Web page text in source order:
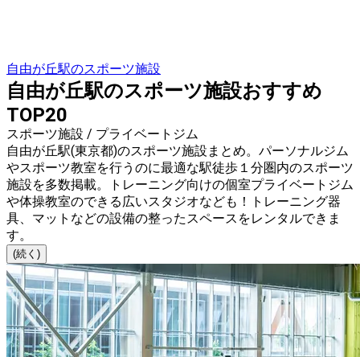
自由が丘駅のスポーツ施設
自由が丘駅のスポーツ施設おすすめ
TOP20
スポーツ施設 / プライベートジム
自由が丘駅(東京都)のスポーツ施設まとめ。パーソナルジム
やスポーツ教室を行うのに最適な駅徒歩１分圏内のスポーツ
施設を多数掲載。トレーニング向けの個室プライベートジム
や体操教室のできる広いスタジオなども！トレーニング器
具、マットなどの設備の整ったスペースをレンタルできま
す。
(続く)